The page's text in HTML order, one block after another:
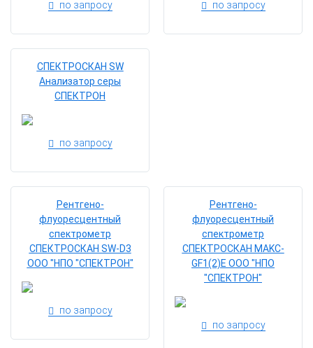
по запросу по запросу
СПЕКТРОСКАН SW
Анализатор серы
СПЕКТРОН
по запросу
Рентгено-
флуоресцентный
спектрометр
СПЕКТРОСКАН SW-D3
ООО "НПО "СПЕКТРОН"
по запросу
Рентгено-
флуоресцентный
спектрометр
СПЕКТРОСКАН MAKC-
GF1(2)E ООО "НПО
"СПЕКТРОН"
по запросу